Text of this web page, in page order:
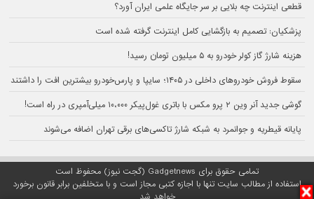
قطعی اینترنت چه بلایی بر سر جایگاه علمی ایران آورد؟
پزشکیان: تصمیم به بازگشایی کامل اینترنت گرفته شده است
هزینه شارژ گاز کولر خودرو به ۵ میلیون تومان رسید!
سقوط فروش خودروهای داخلی در ۱۴۰۵؛ سایپا و پارس‌خودرو بیشترین افت را داشتند
گوشی جدید آنر وین ۲ پرو مکس با باتری غول‌پیکر ۱۰،۰۰۰ میلی‌آمپری در راه است!
پایانه قیطریه و جوانمرد به شبکه شارژ تاکسی‌های برقی تهران اضافه می‌شوند
تمامی حقوق برای Gadgetnews (گجت نیوز) محفوظ است
استفاده از مطالب سایت تنها با اجازه کتبی مجاز است و با متخلفین برابر قانون برخورد